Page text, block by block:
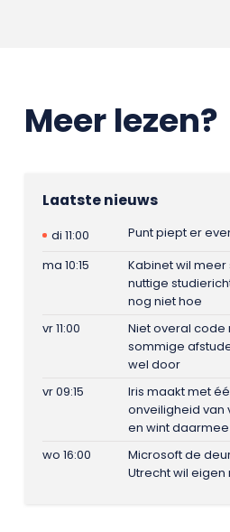
Meer lezen?
Laatste nieuws
di 11:00
Punt piept er
ma 10:15
Kabinet wil meer
nuttige
nog niet hoe
vr 11:00
Niet overal code
sommige
wel door
vr 09:15
Iris maakt met
onveiligheid van
en wint
wo 16:00
Microsoft de
Utrecht wil